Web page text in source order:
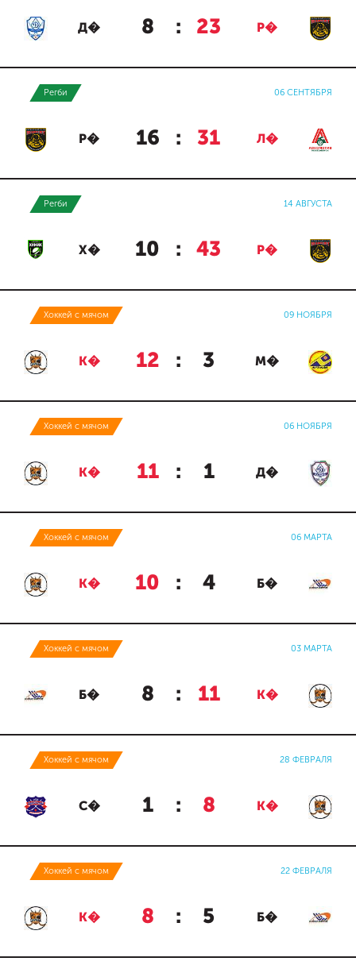
Д� 8 : 23 Р�
Регби 06 СЕНТЯБРЯ
Р� 16 : 31 Л�
Регби 14 АВГУСТА
Х� 10 : 43 Р�
Хоккей с мячом 09 НОЯБРЯ
К� 12 : 3 М�
Хоккей с мячом 06 НОЯБРЯ
К� 11 : 1 Д�
Хоккей с мячом 06 МАРТА
К� 10 : 4 Б�
Хоккей с мячом 03 МАРТА
Б� 8 : 11 К�
Хоккей с мячом 28 ФЕВРАЛЯ
С� 1 : 8 К�
Хоккей с мячом 22 ФЕВРАЛЯ
К� 8 : 5 Б�